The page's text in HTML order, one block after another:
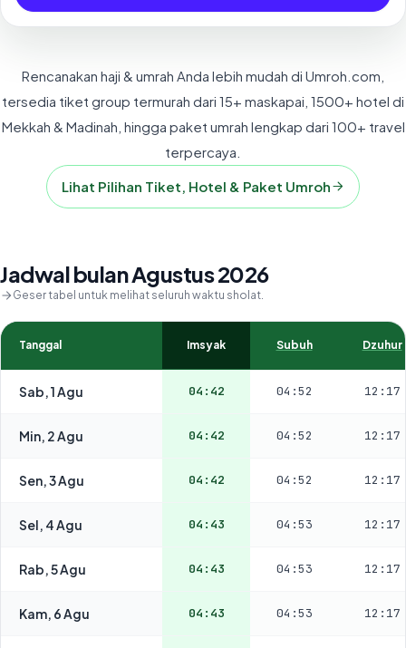
Rencanakan haji & umrah Anda lebih mudah di Umroh.com,
tersedia tiket group termurah dari 15+ maskapai, 1500+ hotel di
Mekkah & Madinah, hingga paket umrah lengkap dari 100+ travel
terpercaya.
Lihat Pilihan Tiket, Hotel & Paket Umroh
Jadwal bulan Agustus 2026
Geser tabel untuk melihat seluruh waktu sholat.
Tanggal Imsyak Subuh Dzuhur
Sab, 1 Agu 04:42 04:52 12:17
Min, 2 Agu 04:42 04:52 12:17
Sen, 3 Agu 04:42 04:52 12:17
Sel, 4 Agu 04:43 04:53 12:17
Rab, 5 Agu 04:43 04:53 12:17
Kam, 6 Agu 04:43 04:53 12:17